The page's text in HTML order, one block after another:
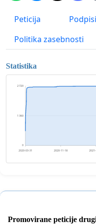
Peticija Podpisi
Politika zasebnosti
Statistika
0
1 360
2 720
2020-03-31 2020-11-18
Promovirane peticije